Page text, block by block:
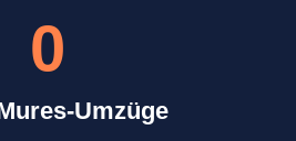
Umzüge
0